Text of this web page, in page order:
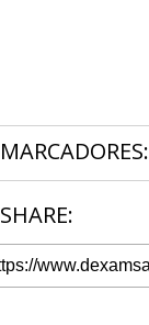
MARCADORES:
SHARE: